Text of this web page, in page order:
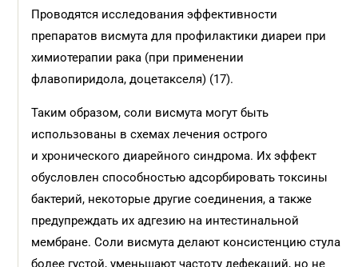
Проводятся исследования эффективности
препаратов висмута для профилактики диареи при
химиотерапии рака (при применении
флавопиридола, доцетакселя) (17).
Таким образом, соли висмута могут быть
использованы в схемах лечения острого
и хронического диарейного синдрома. Их эффект
обусловлен способностью адсорбировать токсины
бактерий, некоторые другие соединения, а также
предупреждать их адгезию на интестинальной
мембране. Соли висмута делают консистенцию стула
более густой, уменьшают частоту дефекаций, но не